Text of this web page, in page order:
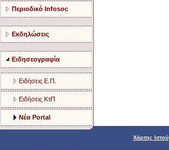
Περιοδικό Infosoc
Εκδηλώσεις
Ειδησεογραφία
Ειδήσεις Ε.Π.
Ειδήσεις ΚτΠ
Νέα Portal
Χάρτης Ιστού